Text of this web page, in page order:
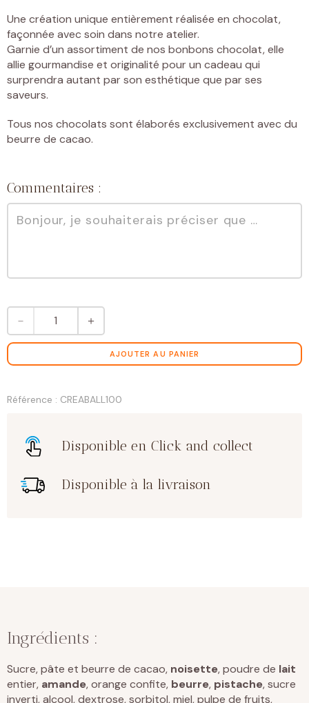
Une création unique entièrement réalisée en chocolat,
façonnée avec soin dans notre atelier.
Garnie d’un assortiment de nos bonbons chocolat, elle
allie gourmandise et originalité pour un cadeau qui
surprendra autant par son esthétique que par ses
saveurs.
Tous nos chocolats sont élaborés exclusivement avec du
beurre de cacao.
Commentaires :
quantité
de
Création
ballon
de
-
－ ＋
AJOUTER AU PANIER
Référence : CREABALL100
Disponible en Click and collect
Disponible à la livraison
Ingrédients :
Sucre, pâte et beurre de cacao, noisette, poudre de lait
entier, amande, orange confite, beurre, pistache, sucre
inverti, alcool, dextrose, sorbitol, miel, pulpe de fruits,